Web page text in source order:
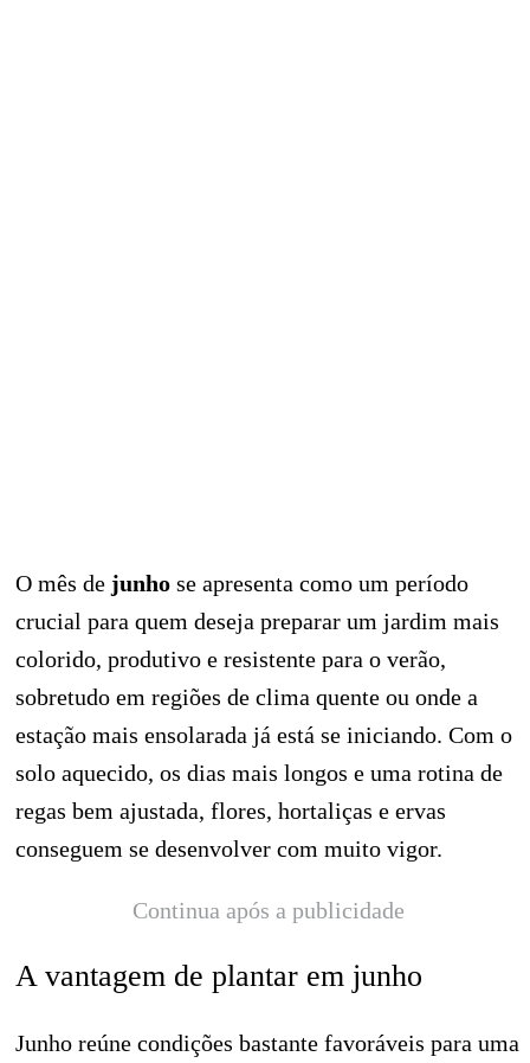
O mês de junho se apresenta como um período
crucial para quem deseja preparar um jardim mais
colorido, produtivo e resistente para o verão,
sobretudo em regiões de clima quente ou onde a
estação mais ensolarada já está se iniciando. Com o
solo aquecido, os dias mais longos e uma rotina de
regas bem ajustada, flores, hortaliças e ervas
conseguem se desenvolver com muito vigor.
Continua após a publicidade
A vantagem de plantar em junho
Junho reúne condições bastante favoráveis para uma